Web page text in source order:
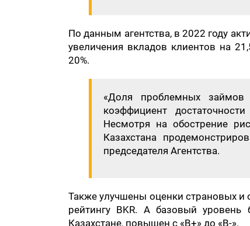
По данным агентства, в 2022 году
увеличения вкладов клиентов на
20%.
«Доля проблемных
коэффициент
Несмотря на обострение
Казахстана
председателя Агентства.
Также улучшены оценки страновых и
рейтингу BKR. А базовый
Казахстане, повышен с «В+» до «В-».